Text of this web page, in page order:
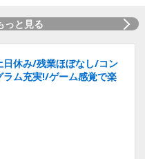
っと見る
休み/残業ほぼなし/コン
ム充実!/ゲーム感覚で楽